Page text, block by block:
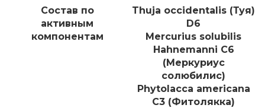
Состав по
активным
компонентам
Thuja occidentalis (Туя)
D6
Mercurius solubilis
Hahnemanni C6
(Меркуриус
солюбилис)
Phytolacca americana
C3 (Фитолякка)